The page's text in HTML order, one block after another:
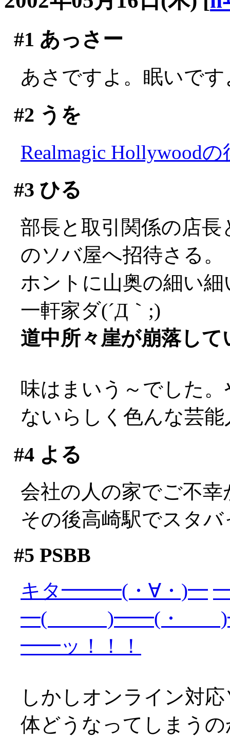
#1 あっさー
あさですよ。眠いです
#2 うを
Realmagic Hollywoodの
#3 ひる
部長と取引関係の店
のソバ屋へ招待さる。
ホントに山奥の細い
一軒家ダ(´Д｀;)
道中所々崖が崩落し
味はまいう～でした
ないらしく色んな芸
#4よる
会社の人の家でご不
その後高崎駅でスタ
#5 PSBB
キタ━━━(・∀・)━
━( )━━(・
━━ッ！！！
しかしオンライン対
体どうなってしまう